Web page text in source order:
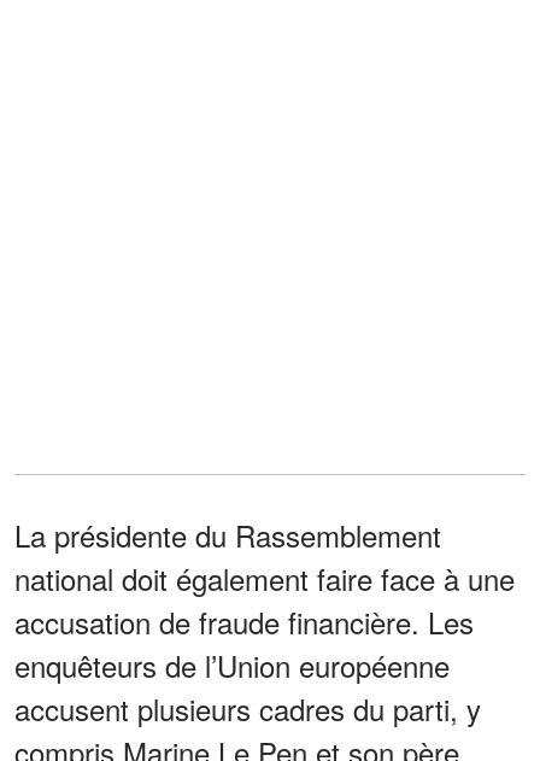
La présidente du Rassemblement
national doit également faire face à une
accusation de fraude financière. Les
enquêteurs de l’Union européenne
accusent plusieurs cadres du parti, y
compris Marine Le Pen et son père,